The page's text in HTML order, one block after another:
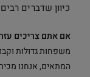
כיוון שדברים
אם אתם צריכים
משפחות גדולות
המתאים, אנחנו